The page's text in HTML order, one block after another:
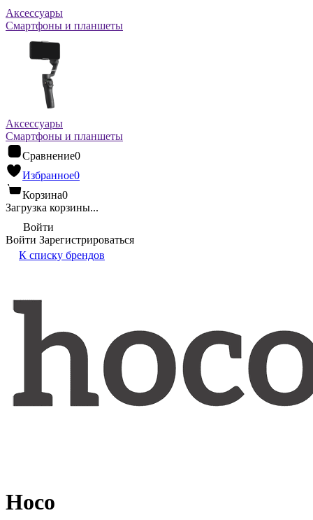
Аксессуары
Смартфоны и планшеты
Аксессуары
Смартфоны и планшеты
Сравнение0
Избранное0
Корзина0
Загрузка корзины...
Войти
Войти Зарегистрироваться
К списку брендов
Hoco